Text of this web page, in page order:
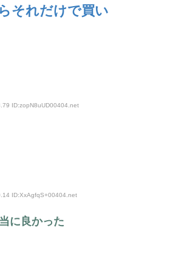
それだけで買い
ID:zopN8uUD00404 .net
ID:XxAgfqS+00404.net
に良かった